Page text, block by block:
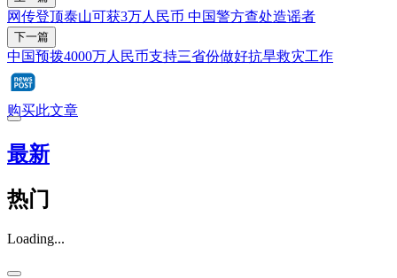
网传登顶泰山可获3万人民币 中国警方查处造谣者
下一篇
中国预拨4000万人民币支持三省份做好抗旱救灾工作
购买此文章
最新
热门
Loading...